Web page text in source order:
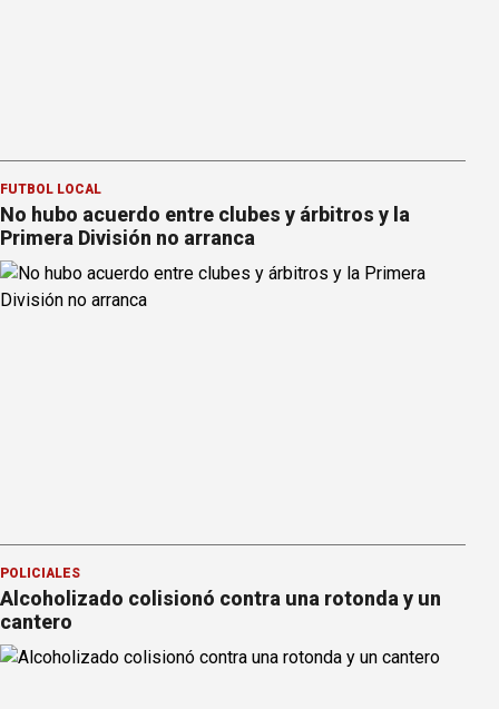
FÚTBOL LOCAL
No hubo acuerdo entre clubes y árbitros y la
Primera División no arranca
POLICIALES
Alcoholizado colisionó contra una rotonda y un
cantero